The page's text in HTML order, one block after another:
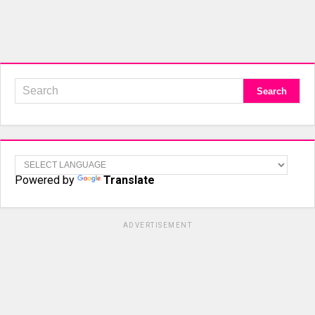
Powered by Translate
ADVERTISEMENT